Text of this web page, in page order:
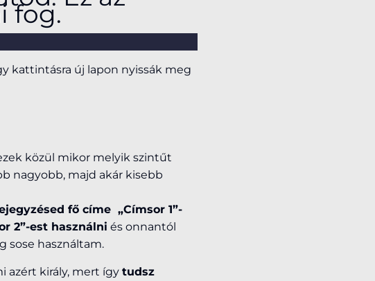
fog.
kattintásra új lapon nyissák meg
közül mikor melyik szintűt
nagyobb, majd akár kisebb
fő címe „Címsor 1”-
2”-est használni és onnantól
sose használtam.
azért király, mert így tudsz